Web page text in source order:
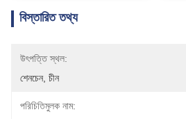
বিস্তারিত তথ্য
উৎপত্তি স্থল:
শেনচেন, চীন
পরিচিতিমুলক নাম: